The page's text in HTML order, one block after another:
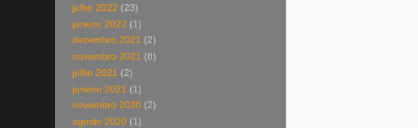
julho 2022 (23)
janeiro 2022 (1)
dezembro 2021 (2)
novembro 2021 (8)
julho 2021 (2)
janeiro 2021 (1)
novembro 2020 (2)
agosto 2020 (1)